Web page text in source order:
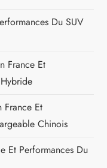
Du SUV
France Et
France Et
Chinois
Et Performances Du